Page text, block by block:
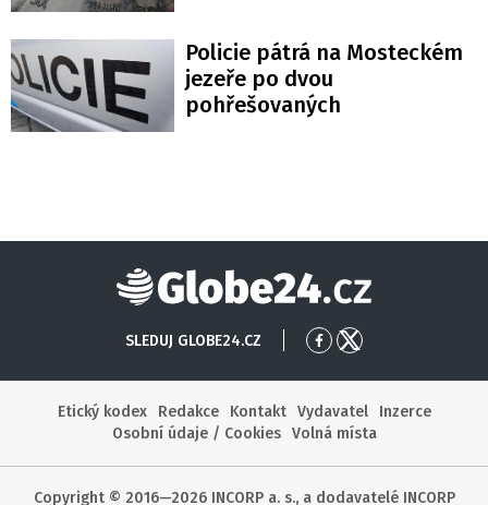
Policie pátrá na Mosteckém
jezeře po dvou
pohřešovaných
Globe24
SLEDUJ GLOBE24.CZ
Přejít
Facebook
Přejít
X
Etický kodex
Redakce Kontakt Vydavatel
Inzerce
Osobní údaje / Cookies
Volná místa
Copyright © 2016—2026 INCORP a. s., a dodavatelé INCORP